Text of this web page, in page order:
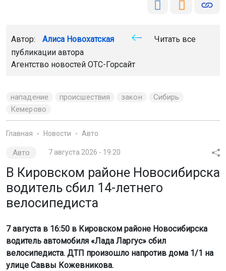
Автор: Алиса Новохатская
Читать все
публикации автора
Агентство новостей ОТС-Горсайт
нападение происшествия закон
Сибирь
Кемерово
Главная Новости Авто
Авто 7 августа 2026 - 19:20
В Кировском районе Новосибирска
водитель сбил 14-летнего
велосипедиста
7 августа в 16:50 в Кировском районе Новосибирска
водитель автомобиля «Лада Ларгус» сбил
велосипедиста. ДТП произошло напротив дома 1/1 на
улице Саввы Кожевникова.